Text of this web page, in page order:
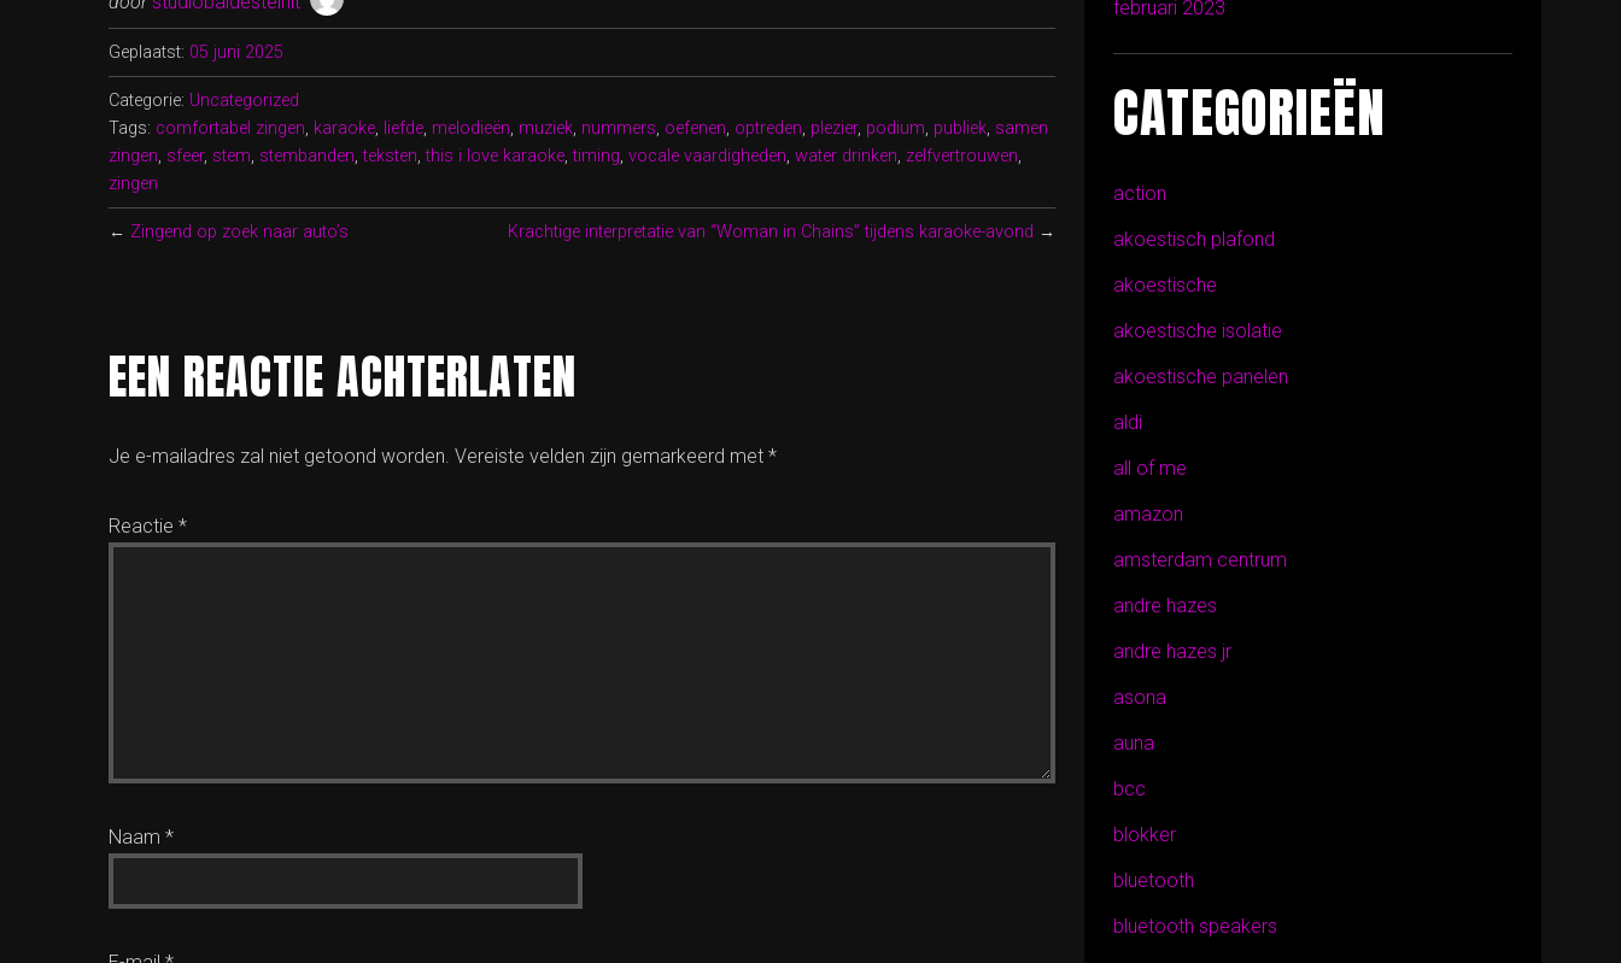
Geplaatst: 05 juni 2025
Categorie: Uncategorized
Tags: comfortabel zingen, karaoke, liefde, melodieën, muziek, nummers, oefenen, optreden, plezier, podium, publiek, samen
zingen, sfeer, stem, stembanden,teksten,this i love karaoke,timing, vocale vaardigheden, water drinken, zelfvertrouwen,
zingen
← Zingend op zoek naar auto’s Krachtige interpretatie van “Woman in Chains” tijdens karaoke-avond →
EEN REACTIE ACHTERLATEN
Je e-mailadres zal niet getoond worden. Vereiste velden zijn gemarkeerd met *
Reactie *
Naam *
februari 2023
CATEGORIEËN
action
akoestisch plafond
akoestische
akoestische isolatie
akoestische panelen
aldi
all of me
amazon
amsterdam centrum
andre hazes
andre hazes jr
asona
auna
bcc
blokker
bluetooth
bluetooth speakers